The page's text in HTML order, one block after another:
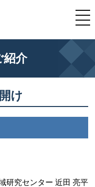
紹介
け
研究センター 近田 亮平